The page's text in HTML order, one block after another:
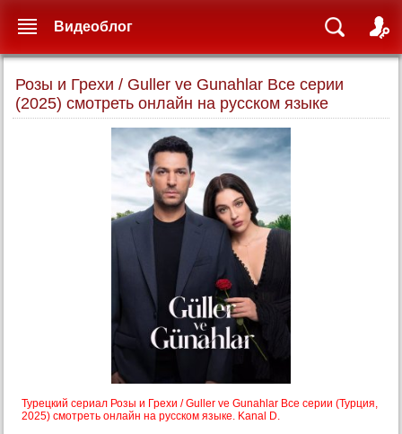
Розы и Грехи / Guller ve Gunahlar Все серии
(2025) смотреть онлайн на русском языке
Турецкий сериал Розы и Грехи / Guller ve Gunahlar Все серии (Турция,
2025) смотреть онлайн на русском языке. Kanal D.
Видеоблог